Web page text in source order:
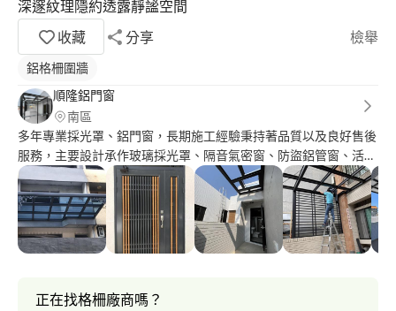
深邃紋理隱約透露靜謐空間
收藏
分享 檢舉
鋁格柵圍牆
順隆鋁門窗
南區
多年專業採光罩、鋁門窗，長期施工經驗秉持著品質以及良好售後
服務，主要設計承作玻璃採光罩、隔音氣密窗、防盜鋁管窗、活動
百葉窗、隱藏式摺紗、欄杆、格柵、淋浴拉門、三合一通風門，專
門客製化訂製。 順隆鋁門窗行，在地服務多年，以安全、美觀、
舒適、苛求精工完美的設計規劃到施工，以多年的實做經驗與品質
來完成客戶的理念，讓我們誠實、負責、專業的團隊，來幫你創造
符合人性、優質居家的生活。 我們堅持採用安全合格的材料，合
正在找格柵廠商嗎？